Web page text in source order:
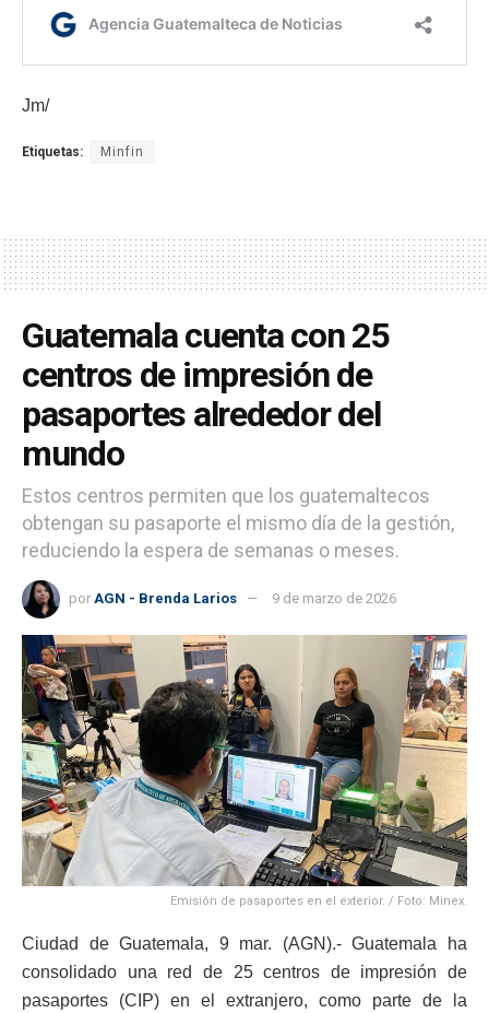
Jm/
Etiquetas: Minfin
Guatemala cuenta con 25
centros de impresión de
pasaportes alrededor del
mundo
Estos centros permiten que los guatemaltecos
obtengan su pasaporte el mismo día de la gestión,
reduciendo la espera de semanas o meses.
por AGN - Brenda Larios 9 de marzo de 2026
Emisión de pasaportes en el exterior. / Foto: Minex.
Ciudad de Guatemala, 9 mar. (AGN).- Guatemala ha
consolidado una red de 25 centros de impresión de
pasaportes (CIP) en el extranjero, como parte de la